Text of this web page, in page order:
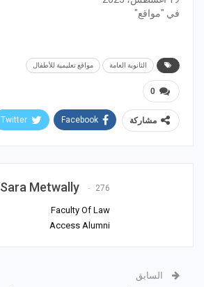
في "مواقع"
الثانوية العامة مواقع تعليمية للأطفال
0
مشاركة Facebook
Twitter
Sara Metwally 276 مشاركة
Faculty Of Law
Access Alumni
السابق